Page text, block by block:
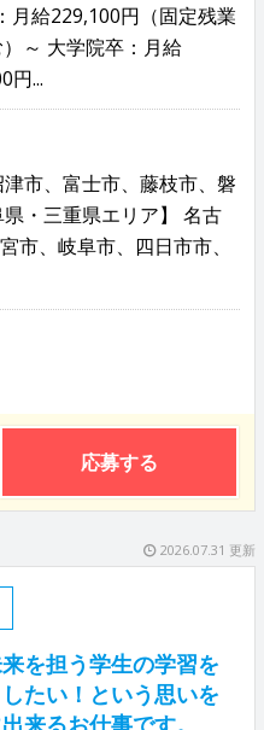
月給229,100円（固定残業
～ 大学院卒：月給
円...
津市、富士市、藤枝市、磐
・三重県エリア】 名古
市、岐阜市、四日市市、
応募する
2026.07.31 更新
を担う学生の学習を
たい！という思いを
来るお仕事です。